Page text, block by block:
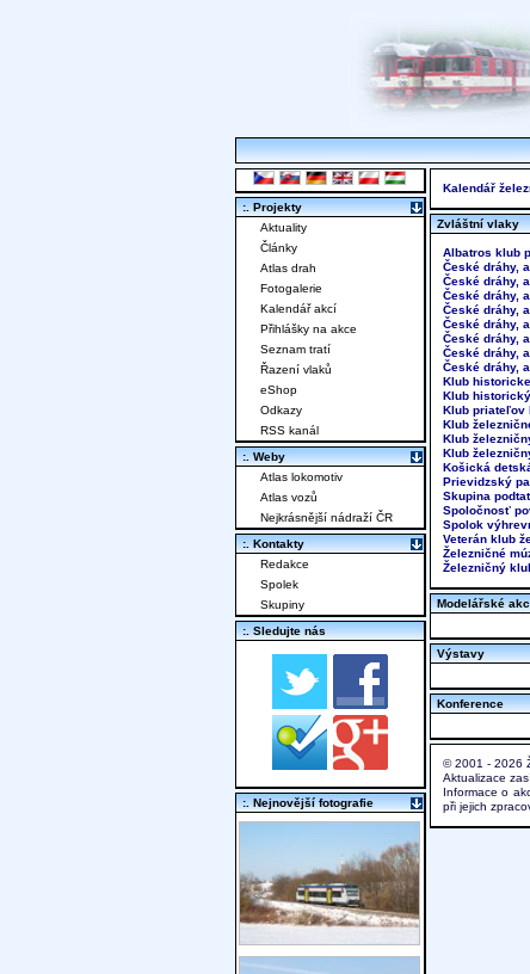
Kalendář
Zvláštní vlaky
Albatros klub
České dráhy,
České dráhy,
České dráhy,
České dráhy,
České dráhy,
České dráhy,
České dráhy,
České dráhy,
Klub
Klub
Klub priateľov
Klub
Klub
Klub
Košická
Prievidzský
Skupina
Spoločnosť
Spolok
Veterán klub
Železničné
Železničný
Modelářské
Výstavy
Konference
© 2001 - 2026
Aktualizace
Informace o
při jejich
:. Projekty
Aktuality
Články
Atlas drah
Fotogalerie
Kalendář akcí
Přihlášky na akce
Seznam tratí
Řazení vlaků
eShop
Odkazy
RSS kanál
:. Weby
Atlas lokomotiv
Atlas vozů
Nejkrásnější nádraží ČR
:. Kontakty
Redakce
Spolek
Skupiny
:. Sledujte nás
:. Nejnovější fotografie